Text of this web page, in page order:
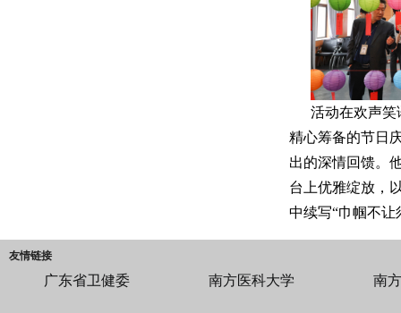
活动在欢声
精心筹备的节日
出的深情回馈。
台上优雅绽放，
中续写“巾帼不让
友情链接
广东省卫健委 南方医科大学 南